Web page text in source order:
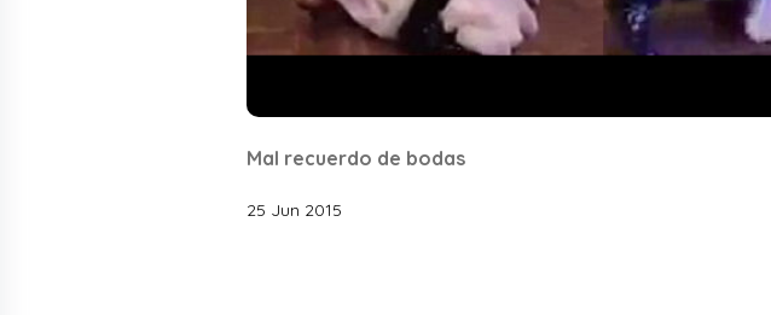
Mal recuerdo de bodas
25 Jun 2015